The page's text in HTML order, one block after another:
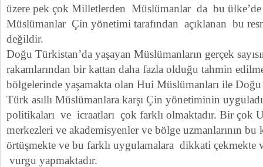
üzere pek çok Milletlerden Müslümanlar da bu ülke’de
Müslümanlar Çin yönetimi tarafından açıklanan bu
değildir.
Doğu Türkistan’da yaşayan Müslümanların gerçek
rakamlarından bir kattan daha fazla olduğu tahmin
bölgelerinde yaşamakta olan Hui Müslümanları ile Doğu
Türk asıllı Müslümanlara karşı Çin yönetiminin
politikaları ve icraatları çok farklı olmaktadır. Bir çok
merkezleri ve akademisyenler ve bölge uzmanlarının
örtüşmekte ve bu farklı uygulamalara dikkati çekmekte
vurgu yapmaktadır.